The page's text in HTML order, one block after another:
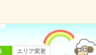
エリア変更